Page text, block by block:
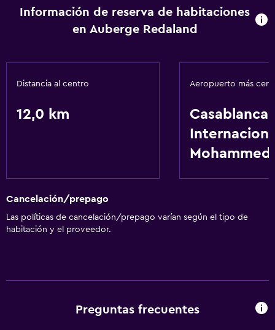
Información de reserva de habitaciones
en Auberge Redaland
Distancia al centro
12,0 km
Aeropuerto más
Casablanca
Mohammed
Cancelación/prepago
Las políticas de cancelación/prepago varían según el tipo de
habitación y el proveedor.
Preguntas frecuentes